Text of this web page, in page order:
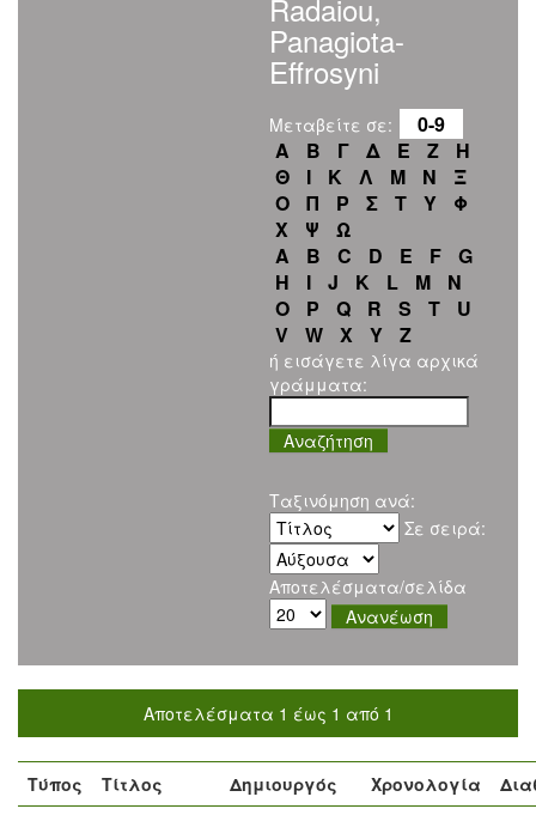
Radaiou,
Panagiota-
Effrosyni
Μεταβείτε σε:
0-9
Α
Β Γ Δ Ε Ζ
Η
Θ
Ι Κ Λ Μ Ν
Ξ
Ο
Π Ρ Σ Τ Υ
Φ
Χ
Ψ
Ω
A
B C D E F
G
H
I J K L M
N
O
P Q R S T
U
V
W X Y Z
ή εισάγετε λίγα αρχικά
γράμματα:
Ταξινόμηση ανά:
Σε σειρά:
Αποτελέσματα/σελίδα
Αποτελέσματα 1 έως 1 από 1
Τύπος Τίτλος Δημιουργός Χρονολογία